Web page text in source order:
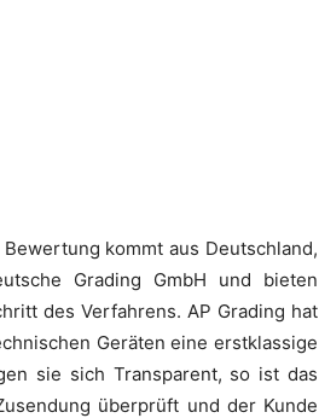
kommt aus Deutschland,
Grading GmbH und bieten
des Verfahrens. AP Grading hat
Geräten eine erstklassige
sie sich Transparent, so ist das
überprüft und der Kunde